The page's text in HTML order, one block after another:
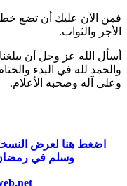
فمن الآن عليك أن تضع
الأجر والثواب.
أسأل الله عز وجل أن
والحمد لله في البدء
وعلى آله وصحبه الأعلام.
اضغط هنا لعرض
وسلم في رمضان [2] للشيخ : عبد